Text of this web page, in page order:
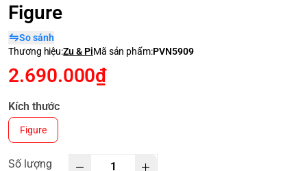
Figure
So sánh
Thương hiệu:Zu & PiMã sản phẩm:PVN5909
2.690.000₫
Kích thước
Figure
Số lượng